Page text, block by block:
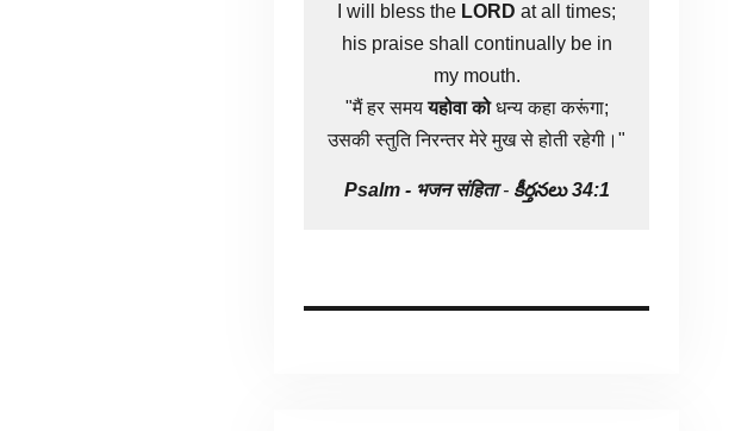
I will bless the LORD at all times;
his praise shall continually be in
my mouth.
"मैं हर समययहोवा कोधन्य कहा करूंगा;
उसकी स्तुति निरन्तर मेरे मुख से होती रहेगी।"
Psalm - भजन संहिता- కీర్తనలు 34:1